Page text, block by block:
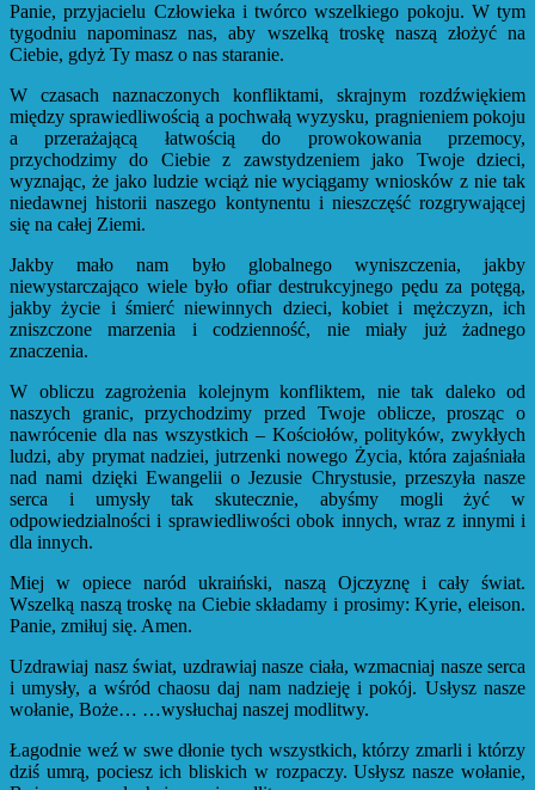
Panie, przyjacielu Człowieka i twórco wszelkiego pokoju. W tym
tygodniu napominasz nas, aby wszelką troskę naszą złożyć na
Ciebie, gdyż Ty masz o nas staranie.
W czasach naznaczonych konfliktami, skrajnym rozdźwiękiem
między sprawiedliwością a pochwałą wyzysku, pragnieniem pokoju
a przerażającą łatwością do prowokowania przemocy,
przychodzimy do Ciebie z zawstydzeniem jako Twoje dzieci,
wyznając, że jako ludzie wciąż nie wyciągamy wniosków z nie tak
niedawnej historii naszego kontynentu i nieszczęść rozgrywającej
się na całej Ziemi.
Jakby mało nam było globalnego wyniszczenia, jakby
niewystarczająco wiele było ofiar destrukcyjnego pędu za potęgą,
jakby życie i śmierć niewinnych dzieci, kobiet i mężczyzn, ich
zniszczone marzenia i codzienność, nie miały już żadnego
znaczenia.
W obliczu zagrożenia kolejnym konfliktem, nie tak daleko od
naszych granic, przychodzimy przed Twoje oblicze, prosząc o
nawrócenie dla nas wszystkich – Kościołów, polityków, zwykłych
ludzi, aby prymat nadziei, jutrzenki nowego Życia, która zajaśniała
nad nami dzięki Ewangelii o Jezusie Chrystusie, przeszyła nasze
serca i umysły tak skutecznie, abyśmy mogli żyć w
odpowiedzialności i sprawiedliwości obok innych, wraz z innymi i
dla innych.
Miej w opiece naród ukraiński, naszą Ojczyznę i cały świat.
Wszelką naszą troskę na Ciebie składamy i prosimy: Kyrie, eleison.
Panie, zmiłuj się. Amen.
Uzdrawiaj nasz świat, uzdrawiaj nasze ciała, wzmacniaj nasze serca
i umysły, a wśród chaosu daj nam nadzieję i pokój. Usłysz nasze
wołanie, Boże… …wysłuchaj naszej modlitwy.
Łagodnie weź w swe dłonie tych wszystkich, którzy zmarli i którzy
dziś umrą, pociesz ich bliskich w rozpaczy. Usłysz nasze wołanie,